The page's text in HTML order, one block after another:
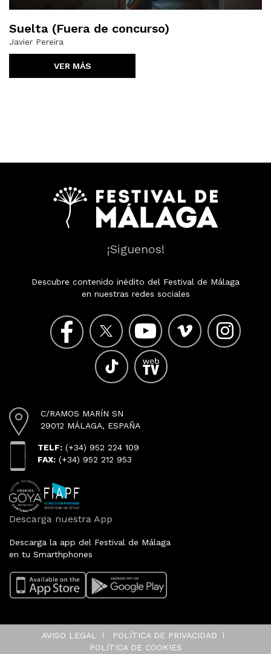
Suelta (Fuera de concurso)
Javier Pereira
VER MÁS
¡Siguenos!
Descubre contenido inédito del Festival de Málaga
en nuestras redes sociales
C/RAMOS MARÍN SN
29012 MÁLAGA, ESPAÑA
TELF: (+34) 952 224 109
FAX: (+34) 952 212 953
Descarga nuestra App
Descarga la app del Festival de Málaga
en tu Smarthphones
AVISO LEGAL
POLÍTICA DE PRIVACIDAD
POLÍTICA DE COOKIES